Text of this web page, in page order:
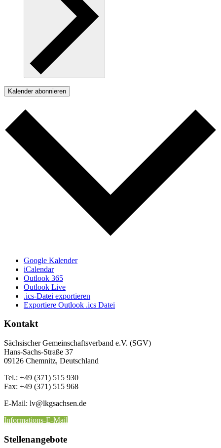
Kalender abonnieren
Google Kalender
iCalendar
Outlook 365
Outlook Live
.ics-Datei exportieren
Exportiere Outlook .ics Datei
Kontakt
Sächsischer Gemeinschaftsverband e.V. (SGV)
Hans-Sachs-Straße 37
09126 Chemnitz, Deutschland
Tel.: +49 (371) 515 930
Fax: +49 (371) 515 968
E-Mail: lv@lkgsachsen.de
Informations-E-Mail
Stellenangebote